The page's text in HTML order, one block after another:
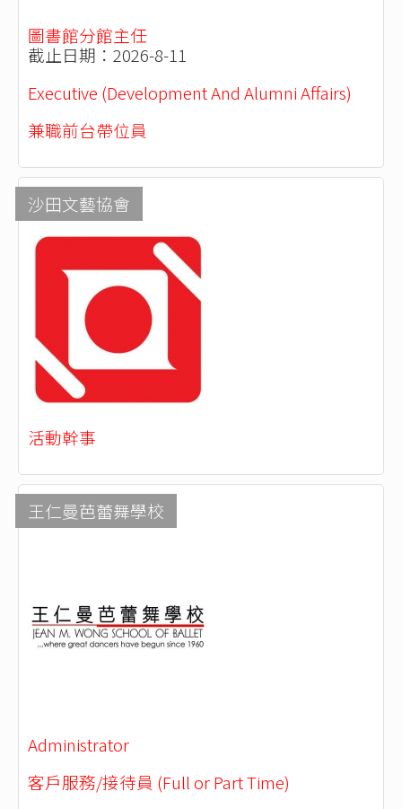
圖書館分館主任
截止日期：2026-8-11
Executive (Development And Alumni Affairs)
兼職前台帶位員
沙田文藝協會
活動幹事
王仁曼芭蕾舞學校
Administrator
客戶服務/接待員 (Full or Part Time)